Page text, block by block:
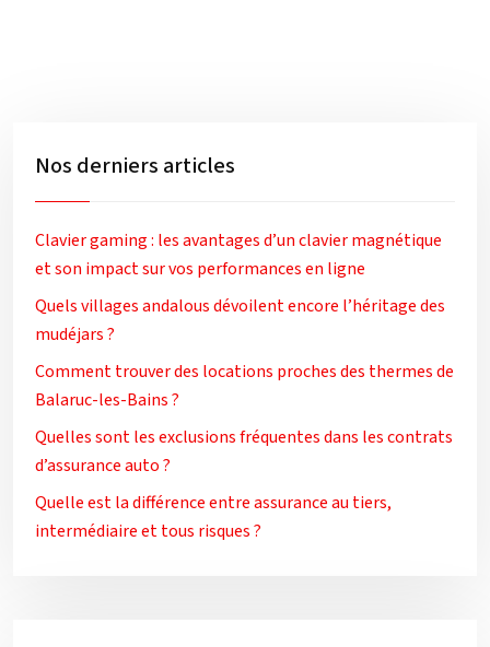
Nos derniers articles
Clavier gaming : les avantages d’un clavier magnétique
et son impact sur vos performances en ligne
Quels villages andalous dévoilent encore l’héritage des
mudéjars ?
Comment trouver des locations proches des thermes de
Balaruc-les-Bains ?
Quelles sont les exclusions fréquentes dans les contrats
d’assurance auto ?
Quelle est la différence entre assurance au tiers,
intermédiaire et tous risques ?